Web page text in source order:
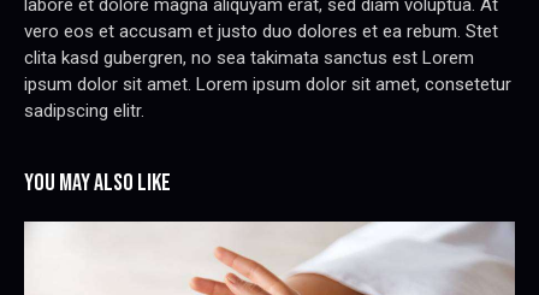
labore et dolore magna aliquyam erat, sed diam voluptua. At
vero eos et accusam et justo duo dolores et ea rebum. Stet
clita kasd gubergren, no sea takimata sanctus est Lorem
ipsum dolor sit amet. Lorem ipsum dolor sit amet, consetetur
sadipscing elitr.
YOU MAY ALSO LIKE